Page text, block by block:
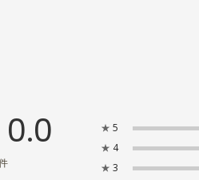
0.0 ★ 5
★ 4
★ 3